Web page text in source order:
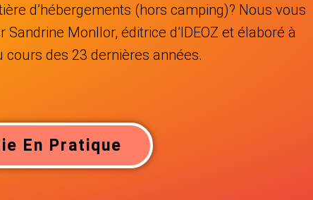
d’hébergements (hors camping)? Nous vous
Sandrine Monllor, éditrice d’IDEOZ et élaboré à
des 23 dernières années.
En Pratique